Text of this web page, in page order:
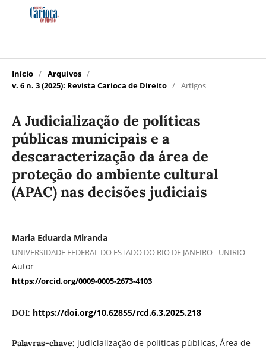
Início / Arquivos /
v. 6 n. 3 (2025): Revista Carioca de Direito / Artigos
A Judicialização de políticas
públicas municipais e a
descaracterização da área de
proteção do ambiente cultural
(APAC) nas decisões judiciais
Maria Eduarda Miranda
UNIVERSIDADE FEDERAL DO ESTADO DO RIO DE JANEIRO - UNIRIO
Autor
https://orcid.org/0009-0005-2673-4103
DOI: https://doi.org/10.62855/rcd.6.3.2025.218
Palavras-chave: judicialização de políticas públicas, Área de